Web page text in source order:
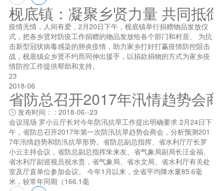
枧底镇：凝聚乡贤力量 共同抵
疫情无情，人间有爱，2月20日下午，枧底镇举行捐赠物品发放仪
式，把各乡贤对防疫工作捐赠的物品发放给各个部门和村居。 为抗
击新型冠状病毒感染的肺炎疫情，助力家乡打好打赢疫情防控阻击
战，枧底镇众乡贤不约而同伸出援手，以捐款捐物的方式为家乡疫
情防控工作提供帮助和支持。
23
2018-06
省防总召开2017年汛情趋势会
发布时间： : 2018-06--23
会议现场 罗小云厅长对今年防汛抗旱工作提出明确要求 2月24日下
午，省防总召开2017年第一次防汛抗旱趋势会商会，分析预测201
7年汛情趋势和防汛抗旱形势。省防总副总指挥、省水利厅厅长罗
小云主持会议，省防总副总指挥朱来友、省气象局副局长汪金福、
省水利厅副巡视员祝水贵，省气象局、省水文局、省水利厅有关处
室及厅直单位参加会议。 今年1月以来，全省平均降水量85.6毫
米，较常年同期（166.1毫